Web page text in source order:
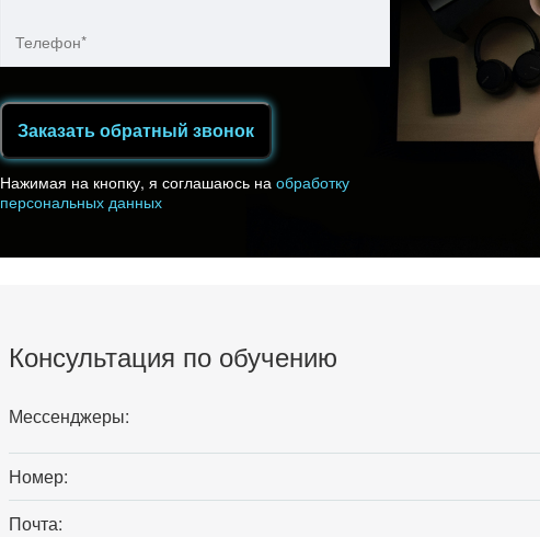
Заказать обратный звонок
Нажимая на кнопку, я соглашаюсь на обработку
персональных данных
Консультация по обучению
Мессенджеры:
Номер:
Почта: